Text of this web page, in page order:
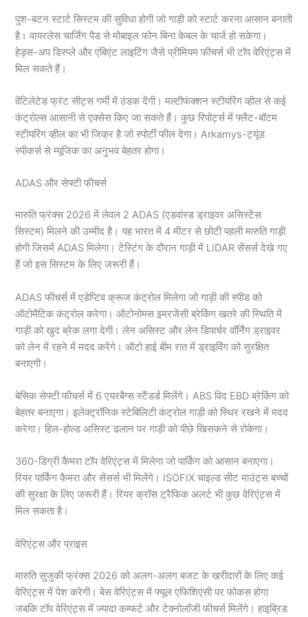
पुश-बटन स्टार्ट सिस्टम की सुविधा होगी जो गाड़ी को स्टार्ट करना आसान बनाती
है। वायरलेस चार्जिंग पैड से मोबाइल फोन बिना केबल के चार्ज हो सकेगा।
हेड्स-अप डिस्प्ले और एंबिएंट लाइटिंग जैसे प्रीमियम फीचर्स भी टॉप वेरिएंट्स में
मिल सकते हैं।
वेंटिलेटेड फ्रंट सीट्स गर्मी में ठंडक देंगी। मल्टीफंक्शन स्टीयरिंग व्हील से कई
कंट्रोल्स आसानी से एक्सेस किए जा सकते हैं। कुछ रिपोर्ट्स में फ्लैट-बॉटम
स्टीयरिंग व्हील का भी जिक्र है जो स्पोर्टी फील देगा। Arkamys-ट्यूंड
स्पीकर्स से म्यूजिक का अनुभव बेहतर होगा।
ADAS और सेफ्टी फीचर्स
मारुति फ्रंक्स 2026 में लेवल 2 ADAS (एडवांस्ड ड्राइवर असिस्टेंस
सिस्टम) मिलने की उम्मीद है। यह भारत में 4 मीटर से छोटी पहली मारुति गाड़ी
होगी जिसमें ADAS मिलेगा। टेस्टिंग के दौरान गाड़ी में LIDAR सेंसर्स देखे गए
हैं जो इस सिस्टम के लिए जरूरी हैं।
ADAS फीचर्स में एडेप्टिव क्रूज कंट्रोल मिलेगा जो गाड़ी की स्पीड को
ऑटोमैटिक कंट्रोल करेगा। ऑटोनोमस इमरजेंसी ब्रेकिंग खतरे की स्थिति में
गाड़ी को खुद ब्रेक लगा देगी। लेन असिस्ट और लेन डिपार्चर वॉर्निंग ड्राइवर
को लेन में रहने में मदद करेंगे। ऑटो हाई बीम रात में ड्राइविंग को सुरक्षित
बनाएगी।
बेसिक सेफ्टी फीचर्स में 6 एयरबैग्स स्टैंडर्ड मिलेंगे। ABS विद EBD ब्रेकिंग को
बेहतर बनाएगा। इलेक्ट्रॉनिक स्टेबिलिटी कंट्रोल गाड़ी को स्थिर रखने में मदद
करेगा। हिल-होल्ड असिस्ट ढलान पर गाड़ी को पीछे खिसकने से रोकेगा।
360-डिग्री कैमरा टॉप वेरिएंट्स में मिलेगा जो पार्किंग को आसान बनाएगा।
रियर पार्किंग कैमरा और सेंसर्स भी मिलेंगे। ISOFIX चाइल्ड सीट माउंट्स बच्चों
की सुरक्षा के लिए जरूरी हैं। रियर क्रॉस ट्रैफिक अलर्ट भी कुछ वेरिएंट्स में
मिल सकता है।
वेरिएंट्स और प्राइस
मारुति सुजुकी फ्रंक्स 2026 को अलग-अलग बजट के खरीदारों के लिए कई
वेरिएंट्स में पेश करेगी। बेस वेरिएंट्स में फ्यूल एफिशिएंसी पर फोकस होगा
जबकि टॉप वेरिएंट्स में ज्यादा कम्फर्ट और टेक्नोलॉजी फीचर्स मिलेंगे। हाइब्रिड